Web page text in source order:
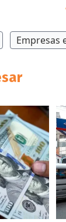
Empresas